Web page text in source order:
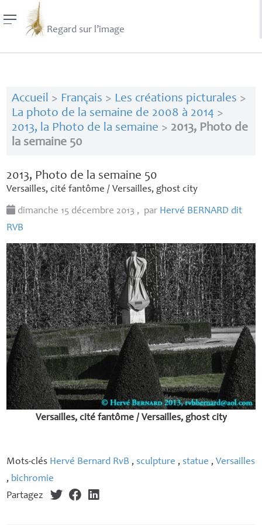
Regard sur l’image
Accueil > Français > Les créations picturales >
La photo de la semaine de 2008 à 2014>
2013, la Photo de la semaine > 2013, Photo de
la semaine 50
2013, Photo de la semaine 50
Versailles, cité fantôme / Versailles, ghost city
dimanche 15 décembre 2013 , par Hervé BERNARD dit
RVB
Versailles, cité fantôme / Versailles, ghost city
Mots-clés Hervé Bernard RvB ,sculpture ,statue ,Versailles
, bichromie
Partagez